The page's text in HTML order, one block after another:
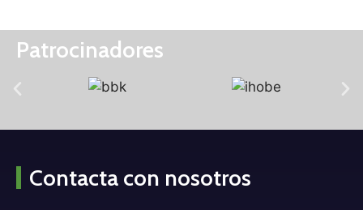
Patrocinadores
Contacta con nosotros